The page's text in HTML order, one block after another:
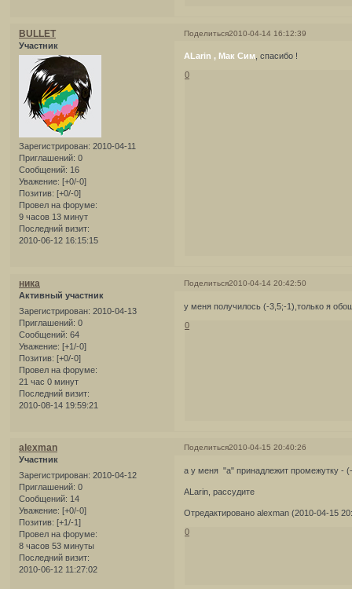
Поделиться2010-04-14 16:12:39
BULLET
Участник
Зарегистрирован: 2010-04-11
Приглашений: 0
Сообщений: 16
Уважение: [+0/-0]
Позитив: [+0/-0]
Провел на форуме:
9 часов 13 минут
Последний визит:
2010-06-12 16:15:15
ALarin , Мак Сим , спасибо !
0
Поделиться2010-04-14 20:42:50
ника
Активный участник
Зарегистрирован: 2010-04-13
Приглашений: 0
Сообщений: 64
Уважение: [+1/-0]
Позитив: [+0/-0]
Провел на форуме:
21 час 0 минут
Последний визит:
2010-08-14 19:59:21
у меня получилось (-3,5;-1),только я
0
Поделиться2010-04-15 20:40:26
alexman
Участник
Зарегистрирован: 2010-04-12
Приглашений: 0
Сообщений: 14
Уважение: [+0/-0]
Позитив: [+1/-1]
Провел на форуме:
8 часов 53 минуты
Последний визит:
2010-06-12 11:27:02
а у меня "а" принадлежит промежутку -
ALarin, рассудите
Отредактировано alexman (2010-04-15
0